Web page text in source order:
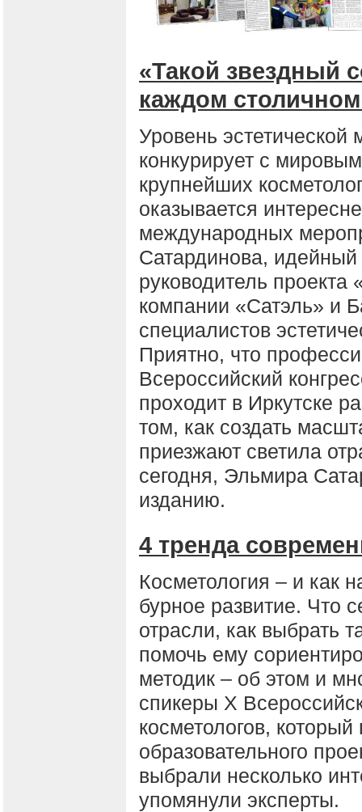
«Такой звездный
каждом
Уровень
конкурирует с
крупнейших
оказывается
международных
Сатардинова,
руководитель
компании «Сатэль» и
специалистов
Приятно, что
Всероссийский
проходит в Иркутске
том, как создать
приезжают светила
сегодня, Эльмира
изданию.
4 тренда
Косметология – и как
бурное развитие. Что
отрасли, как выбрать
помочь ему
методик – об этом и
спикеры Х
косметологов,
образовательного
выбрали несколько
упомянули эксперты.